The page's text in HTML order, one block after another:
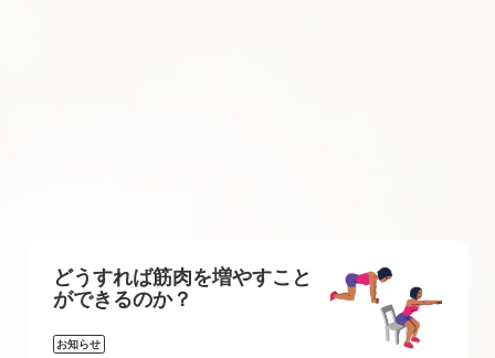
どうすれば筋肉を増やすこと
ができるのか？
お知らせ